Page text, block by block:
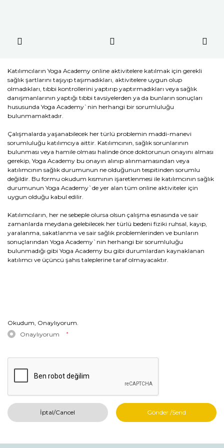
Katılımcıların Yoga Academy online aktivitelere katılmak için gerekli
sağlık şartlarını taşıyıp taşımadıkları, aktivitelere uygun olup
olmadıkları, tıbbi kontrollerini yaptırıp yaptırmadıkları veya sağlık
danışmanlarının yaptığı tıbbi tavsiyelerden ya da bunların sonuçları
hususunda Yoga Academy`nin herhangi bir sorumluluğu
bulunmamaktadır.
Çalışmalarda yaşanabilecek her türlü problemin maddi-manevi
sorumluluğu katılımcıya aittir. Katılımcının, sağlık sorunlarının
bulunması veya hamile olması halinde önce doktorunun onayını alması
gerekip, Yoga Academy bu onayın alınıp alınmamasından veya
katılımcının sağlık durumunun ne olduğunun tespitinden sorumlu
değildir. Bu formu okudum kısmının işaretlenmesi ile katılımcının sağlık
durumunun Yoga Academy`de yer alan tüm online aktiviteler için
uygun olduğu kabul edilir.
Katılımcıların, her ne sebeple olursa olsun çalışma esnasında ve sair
zamanlarda meydana gelebilecek her türlü bedeni fiziki ruhsal, kayıp,
yaralanma, sakatlanma ve sair sağlık problemlerinden ve bunların
sonuçlarından Yoga Academy`nin herhangi bir sorumluluğu
bulunmadığı gibi Yoga Academy bu gibi durumlardan kaynaklanan
katılımcı ve üçüncü şahıs taleplerine taraf olmayacaktır.
Okudum, Onaylıyorum.
Onaylıyorum
*
İptal/Cancel Gönder /Send